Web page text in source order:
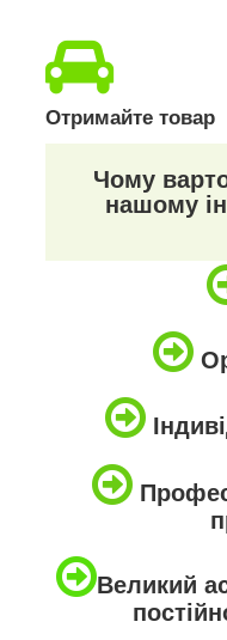
Отримайте товар
Чому
нашому
Великий